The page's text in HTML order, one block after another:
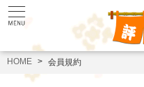
HOME 会員規約